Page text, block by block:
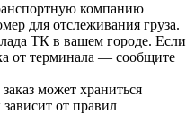
компанию
для отслеживания груза.
ТК в вашем городе. Если
от терминала — сообщите
может храниться
от правил